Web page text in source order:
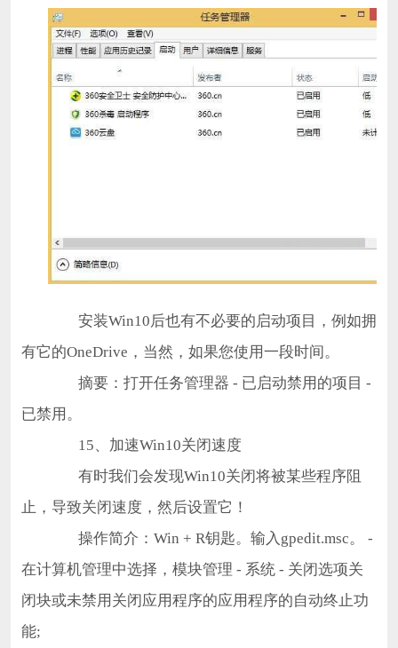
安装Win10后也有不必要的启动项目，例如拥
有它的OneDrive，当然，如果您使用一段时间。
摘要：打开任务管理器 - 已启动禁用的项目 -
已禁用。
15、加速Win10关闭速度
有时我们会发现Win10关闭将被某些程序阻
止，导致关闭速度，然后设置它！
操作简介：Win + R钥匙。输入gpedit.msc。 -
在计算机管理中选择，模块管理 - 系统 - 关闭选项关
闭块或未禁用关闭应用程序的应用程序的自动终止功
能;